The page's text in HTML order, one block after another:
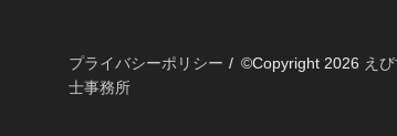
プライバシーポリシー ©Copyright 2026 え
士事務所